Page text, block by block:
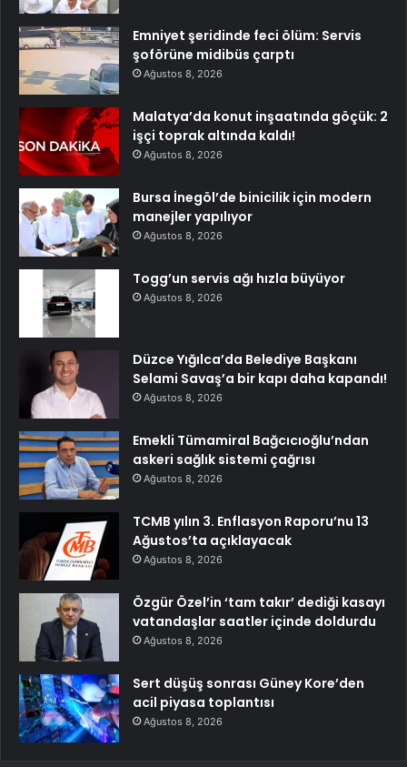
Emniyet şeridinde feci ölüm: Servis
şoförüne midibüs çarptı
Ağustos 8, 2026
Malatya’da konut inşaatında göçük: 2
işçi toprak altında kaldı!
Ağustos 8, 2026
Bursa İnegöl’de binicilik için modern
manejler yapılıyor
Ağustos 8, 2026
Togg’un servis ağı hızla büyüyor
Ağustos 8, 2026
Düzce Yığılca’da Belediye Başkanı
Selami Savaş’a bir kapı daha kapandı!
Ağustos 8, 2026
Emekli Tümamiral Bağcıcıoğlu’ndan
askeri sağlık sistemi çağrısı
Ağustos 8, 2026
TCMB yılın 3. Enflasyon Raporu’nu 13
Ağustos’ta açıklayacak
Ağustos 8, 2026
Özgür Özel’in ‘tam takır’ dediği kasayı
vatandaşlar saatler içinde doldurdu
Ağustos 8, 2026
Sert düşüş sonrası Güney Kore’den
acil piyasa toplantısı
Ağustos 8, 2026